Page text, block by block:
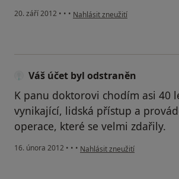
20. září 2012 • • • podle názoru uživatele Váš účet
Nahlásit zneužití
Váš účet byl odstraněn
K panu doktorovi chodím asi 40
vynikající, lidská přístup a
operace, které se velmi zdařily.
16. února 2012 • • • podle názoru uživatele Váš
Nahlásit zneužití